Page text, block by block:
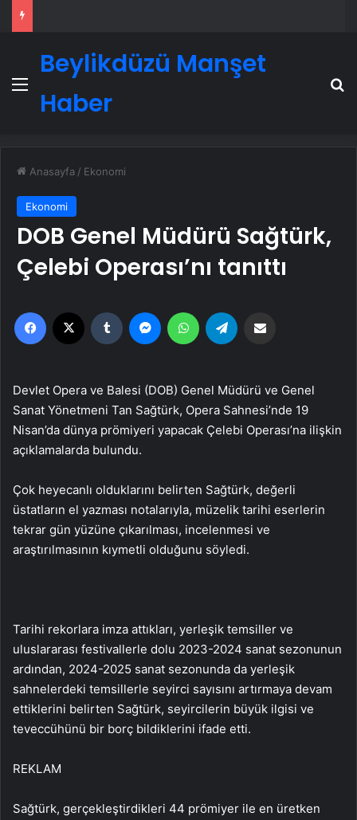
Menü
Beylikdüzü Manşet
Haber
Anasayfa / Ekonomi
Ekonomi
DOB Genel Müdürü Sağtürk,
Çelebi Operası’nı tanıttı
Facebook Tumblr MessengerWhatsApp
Devlet Opera ve Balesi (DOB) Genel Müdürü ve Genel
Sanat Yönetmeni Tan Sağtürk, Opera Sahnesi’nde 19
Nisan’da dünya prömiyeri yapacak Çelebi Operası’na ilişkin
açıklamalarda bulundu.
Çok heyecanlı olduklarını belirten Sağtürk, değerli
üstatların el yazması notalarıyla, müzelik tarihi eserlerin
tekrar gün yüzüne çıkarılması, incelenmesi ve
araştırılmasının kıymetli olduğunu söyledi.
Tarihi rekorlara imza attıkları, yerleşik temsiller ve
uluslararası festivallerle dolu 2023-2024 sanat sezonunun
ardından, 2024-2025 sanat sezonunda da yerleşik
sahnelerdeki temsillerle seyirci sayısını artırmaya devam
ettiklerini belirten Sağtürk, seyircilerin büyük ilgisi ve
teveccühünü bir borç bildiklerini ifade etti.
REKLAM
Sağtürk, gerçekleştirdikleri 44 prömiyer ile en üretken